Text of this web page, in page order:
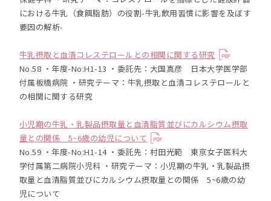
における牛乳（食餌脂肪）の役割-牛乳飲用習慣に影響を及ぼす
要因の解析-
牛乳摂取と血清コレステロールとの相関に関する研究
No.58 ・年度-No:H1-13 ・委託先：大国真彦 日本大学医学部
付属板橋病院 ・研究テーマ：牛乳摂取と血清コレステロールと
の相関に関する研究
小児期の牛乳・乳製品摂取量と血清脂質並びにカルシウム摂取
量との関係 5~6歳の幼児について
No.59 ・年度-No:H1-14 ・委託先：村田光範 東京女子医科大
学付属第二病院小児科 ・研究テーマ：小児期の牛乳・乳製品摂
取量と血清脂質並びにカルシウム摂取量との関係 5~6歳の幼
児について